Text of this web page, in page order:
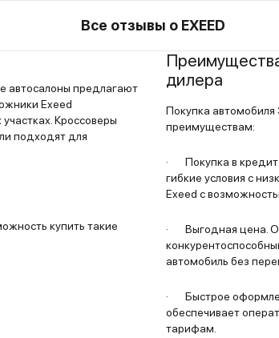
достойную динамику, особенно в
обеспечивает хорошую
Оснащение богатое даже в
комплектации. Расход в
8 литров. За время эксплуатации
серьезных проблем не возникало.
Все отзывы о EXEED
автосалоны предлагают
Exeed
Кроссоверы
подходят для
купить такие
дилера
Покупка
преимуществам:
· Покупка в
гибкие условия с
Exeed с
· Выгодная цена.
автомобиль без
· Быстрое
обеспечивает
тарифам.